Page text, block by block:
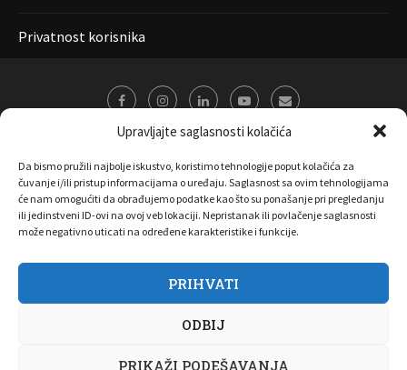
Upravljajte saglasnosti kolačića
Da bismo pružili najbolje iskustvo, koristimo tehnologije poput kolačića za
čuvanje i/ili pristup informacijama o uređaju. Saglasnost sa ovim tehnologijama
će nam omogućiti da obrađujemo podatke kao što su ponašanje pri pregledanju
ili jedinstveni ID-ovi na ovoj veb lokaciji. Nepristanak ili povlačenje saglasnosti
može negativno uticati na određene karakteristike i funkcije.
PRIHVATI
ODBIJ
PRIKAŽI PODEŠAVANJA
Privatnost korisnika
O nama Marketing Kontakt FAQ
Privatnost korisnika
Pravila korišćenja